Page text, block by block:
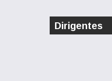
Dirigentes